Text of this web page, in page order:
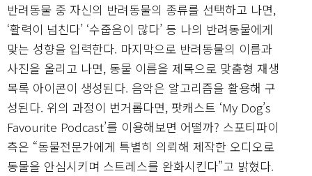
반려동물 중 자신의 반려동물의 종류를 선택하고 나면,
‘활력이 넘친다’ ‘수줍음이 많다’ 등 나의 반려동물에게
맞는 성향을 입력한다. 마지막으로 반려동물의 이름과
사진을 올리고 나면, 동물 이름을 제목으로 맞춤형 재생
목록 아이콘이 생성된다. 음악은 알고리즘을 활용해 구
성된다. 위의 과정이 번거롭다면, 팟캐스트 ‘My Dog’s
Favourite Podcast’를 이용해보면 어떨까? 스포티파이
측은 “동물전문가에게 특별히 의뢰해 제작한 오디오로
동물을 안심시키며 스트레스를 완화시킨다”고 밝혔다.